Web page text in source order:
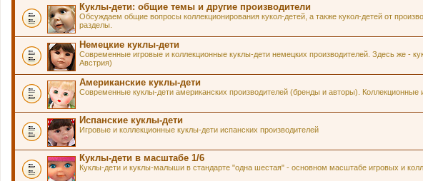
Куклы-дети: общие темы и другие производители
Обсуждаем общие вопросы коллекционирования кукол-детей, а также кукол-детей от
разделы.
Немецкие куклы-дети
Современные игровые и коллекционные куклы-дети немецких производителей. Здесь же -
Австрия)
Американские куклы-дети
Современные куклы-дети американских производителей (бренды и авторы). Коллекционные
Испанские куклы-дети
Игровые и коллекционные куклы-дети испанских производителей
Куклы-дети в масштабе 1/6
Куклы-дети и куклы-малыши в стандарте "одна шестая" - основном масштабе игровых и